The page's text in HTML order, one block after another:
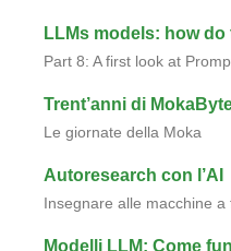
LLMs models: how
Part 8: A first look at
Trent’anni di
Le giornate della Moka
Autoresearch con l’AI
Insegnare alle macchine
Modelli LLM: Come